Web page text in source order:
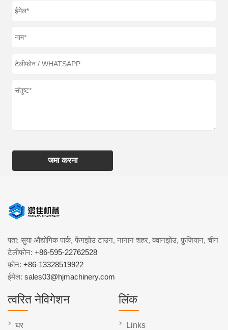
जमा करना
पता: सुया औद्योगिक पार्क, फेंगझोउ टाउन, नानान शहर, क्वानझोउ, फ़ुज़ियान, चीन
टेलीफोन: +86-595-22762528
फ़ोन: +86-13328519922
ईमेल: sales03@hjmachinery.com
त्वरित नेविगेशन
घर
लिंक
Links